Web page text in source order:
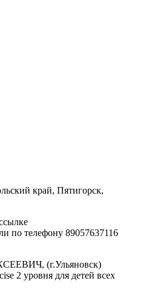
край, Пятигорск,
по телефону 89057637116
(г.Ульяновск)
2 уровня для детей всех